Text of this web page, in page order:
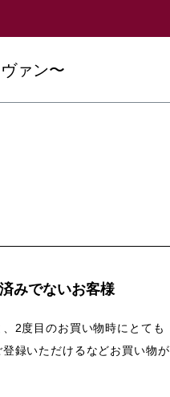
ァン〜
みでないお客様
2度目のお買い物時にとても
録いただけるなどお買い物が